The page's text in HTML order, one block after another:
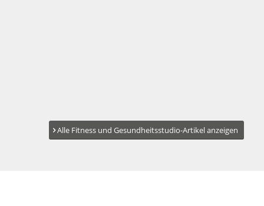
Alle Fitness und Gesundheitsstudio-Artikel anzeigen